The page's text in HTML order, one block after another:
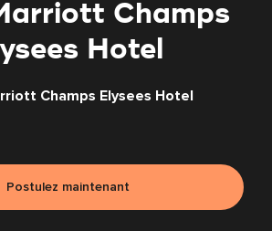
Champs
Hotel
Champs Elysees Hotel
Postulez maintenant